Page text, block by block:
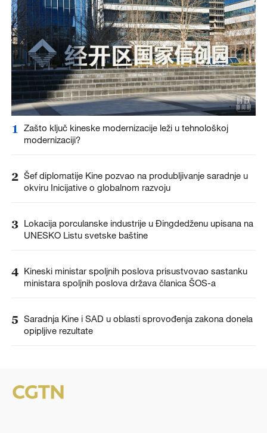
1
Zašto ključ kineske modernizacije leži u tehnološkoj
modernizaciji?
2 Šef diplomatije Kine pozvao na produbljivanje saradnje u
okviru Inicijative o globalnom razvoju
3 Lokacija porculanske industrije u Đingdedženu upisana na
UNESKO Listu svetske baštine
4 Kineski ministar spoljnih poslova prisustvovao sastanku
ministara spoljnih poslova država članica ŠOS-a
5 Saradnja Kine i SAD u oblasti sprovođenja zakona donela
opipljive rezultate